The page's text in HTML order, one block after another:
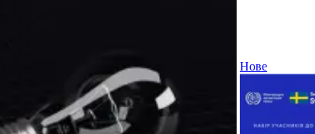
Нове